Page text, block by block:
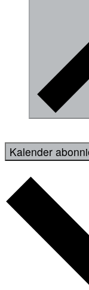
Kalender